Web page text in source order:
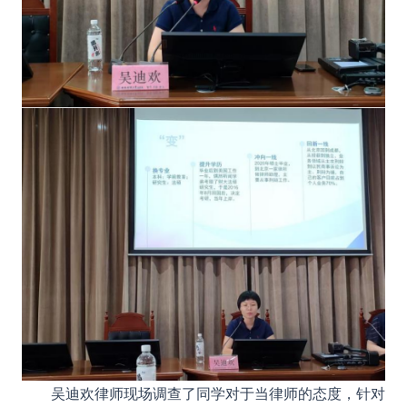
吴迪欢律师现场调查了同学对于当律师的态度，针对